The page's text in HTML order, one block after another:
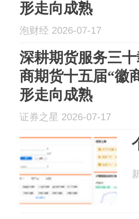
形走向成熟
泡财经 2026-07-17
深耕期货服务三
商期货十五届“徽
形走向成熟
证券之星 2026-07-17